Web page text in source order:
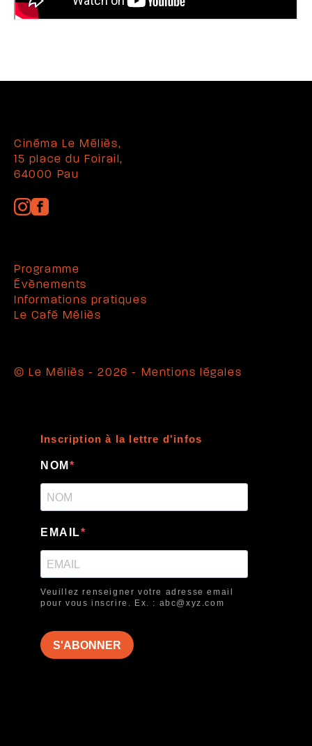
Cinéma Le Méliès,
15 place du Foirail,
64000 Pau
Programme
Évènements
Informations pratiques
Le Café Méliès
© Le Méliès - 2026 - Mentions légales
Inscription à la lettre d'infos
NOM
EMAIL
Veuillez renseigner votre adresse email
pour vous inscrire. Ex. : abc@xyz.com
S'ABONNER